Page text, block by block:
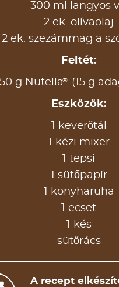
300 ml langyos
2 ek. olívaolaj
2 ek. szezámmag a
Feltét:
g Nutella® (15 g
Eszközök:
1 keverőtál
1 kézi mixer
1 tepsi
1 sütőpapír
1 konyharuha
1 ecset
1 kés
sütőrács
A recept